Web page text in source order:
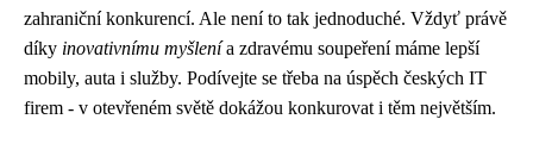
zahraniční konkurencí. Ale není to tak jednoduché. Vždyť právě
díky inovativnímu myšlenía zdravému soupeření máme lepší
mobily, auta i služby. Podívejte se třeba na úspěch českých IT
firem - v otevřeném světě dokážou konkurovat i těm největším.